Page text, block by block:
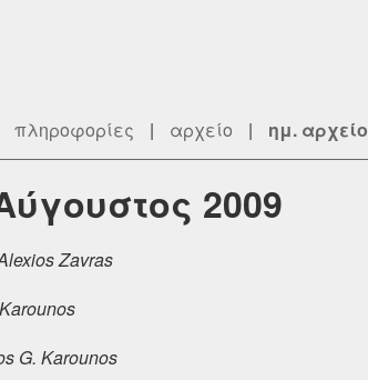
πληροφορίες | αρχείο | ημ. αρχείο
2009
Zavras
G. Karounos